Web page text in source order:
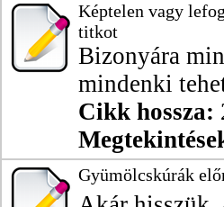
Képtelen vagy
titkot
Bizonyára
mindenki
Cikk hossza:
Gyümölcskúrák